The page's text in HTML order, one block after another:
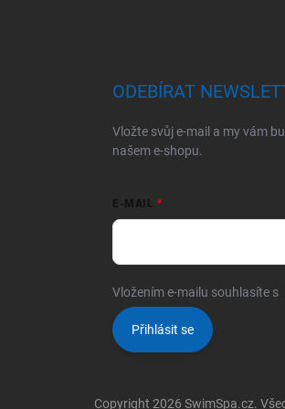
ODEBÍRAT
Vložte svůj e-mail a my vám
našem e-shopu.
E-MAIL
Vložením e-mailu souhlasíte s
Přihlásit se
Copyright 2026 SwimSpa.cz.